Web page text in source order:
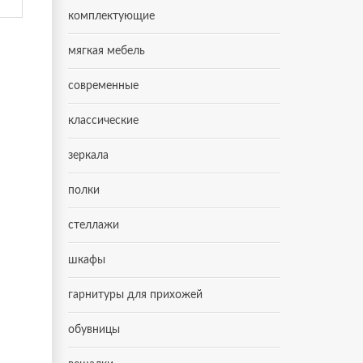
комплектующие
мягкая мебель
современные
классические
зеркала
полки
стеллажи
шкафы
гарнитуры для прихожей
обувницы